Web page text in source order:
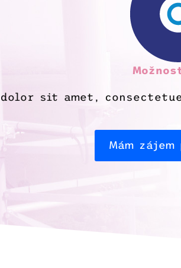
dolor sit amet,
Mám